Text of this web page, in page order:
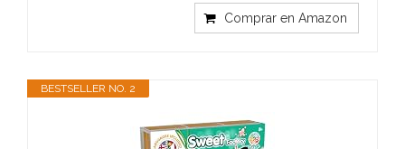
Comprar en Amazon
BESTSELLER NO. 2